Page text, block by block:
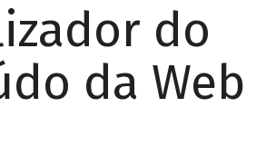
do
da Web